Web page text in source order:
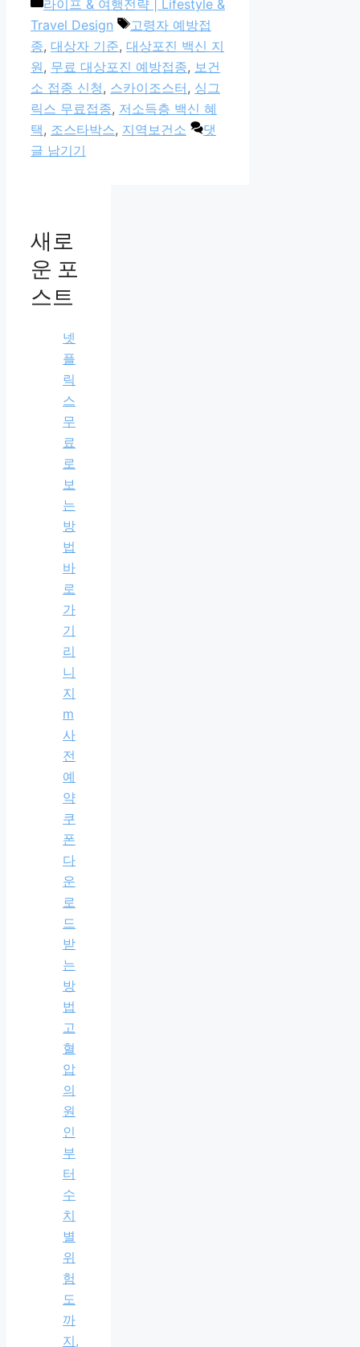
테
고
리
라이프 & 여행전략 | Lifestyle &
Travel Design
태
그
고령자 예방접
종, 대상자 기준, 대상포진 백신 지
원, 무료 대상포진 예방접종, 보건
소 접종 신청, 스카이조스터, 싱그
릭스 무료접종, 저소득층 백신 혜
택, 조스타박스, 지역보건소
댓
글 남기기
새로
운 포
스트
넷
플
릭
스
무
료
로
보
는
방
법
바
로
가
기
리
니
지
m
사
전
예
약
쿠
폰
다
운
로
드
받
는
방
법
고
혈
압
의
원
인
부
터
수
치
별
위
험
도
까
지,